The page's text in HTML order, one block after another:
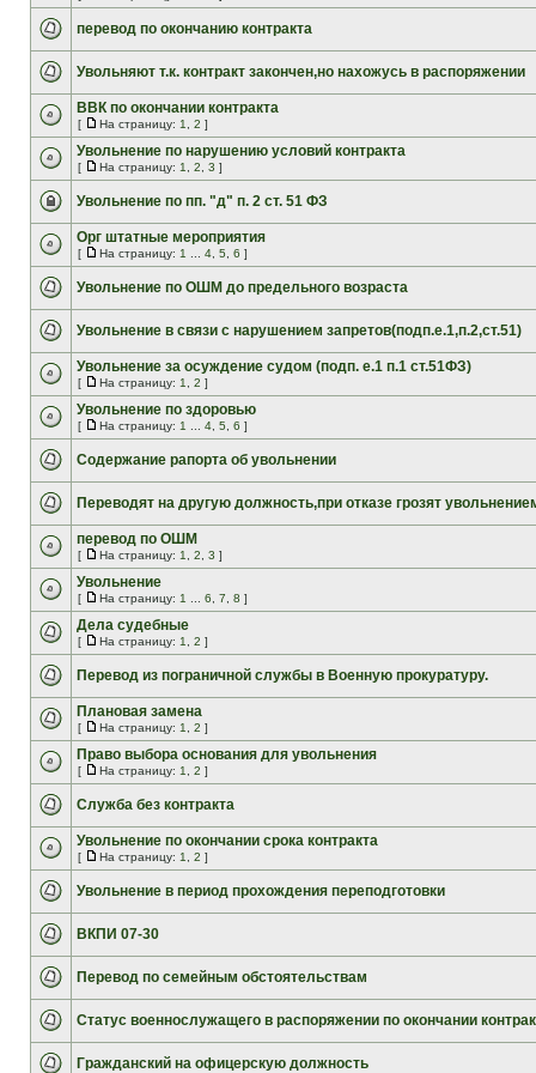
перевод по окончанию контракта
Увольняют т.к. контракт закончен,но нахожусь в распоряжении
ВВК по окончании контракта
[ На страницу: 1 2 ]
Увольнение по нарушению условий контракта
[ На страницу: 1 2 3 ]
Увольнение по пп. "д" п. 2 ст. 51 ФЗ
Орг штатные мероприятия
[ На страницу: 1 4 5 6 ]
Увольнение по ОШМ до предельного возраста
Увольнение в связи с нарушением запретов(подп.е.1,п.2,ст.51)
Увольнение за осуждение судом (подп. е.1 п.1 ст.51ФЗ)
[ На страницу: 1 2 ]
Увольнение по здоровью
[ На страницу: 1 4 5 6 ]
Содержание рапорта об увольнении
Переводят на другую должность,при отказе грозят
перевод по ОШМ
[ На страницу: 1 2 3 ]
Увольнение
[ На страницу: 1 6 7 8 ]
Дела судебные
[ На страницу: 1 2 ]
Перевод из пограничной службы в Военную прокуратуру.
Плановая замена
[ На страницу: 1 2 ]
Право выбора основания для увольнения
[ На страницу: 1 2 ]
Служба без контракта
Увольнение по окончании срока контракта
[ На страницу: 1 2 ]
Увольнение в период прохождения переподготовки
ВКПИ 07-30
Перевод по семейным обстоятельствам
Статус военнослужащего в распоряжении по окончании
Гражданский на офицерскую должность